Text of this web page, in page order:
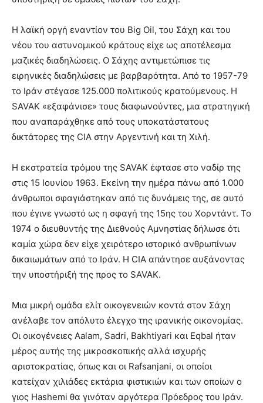
Η λαϊκή οργή εναντίον του Big Oil, του Σάχη και του
νέου του αστυνομικού κράτους είχε ως αποτέλεσμα
μαζικές διαδηλώσεις. Ο Σάχης αντιμετώπισε τις
ειρηνικές διαδηλώσεις με βαρβαρότητα. Από το 1957-79
το Ιράν στέγασε 125.000 πολιτικούς κρατούμενους. Η
SAVAK «εξαφάνισε» τους διαφωνούντες, μια στρατηγική
που αναπαράχθηκε από τους υποκατάστατους
δικτάτορες της CIA στην Αργεντινή και τη Χιλή.
Η εκστρατεία τρόμου της SAVAK έφτασε στο ναδίρ της
στις 15 Ιουνίου 1963. Εκείνη την ημέρα πάνω από 1.000
άνθρωποι σφαγιάστηκαν από τις δυνάμεις της, σε αυτό
που έγινε γνωστό ως η σφαγή της 15ης του Χορντάντ. Το
1974 ο διευθυντής της Διεθνούς Αμνηστίας δήλωσε ότι
καμία χώρα δεν είχε χειρότερο ιστορικό ανθρωπίνων
δικαιωμάτων από το Ιράν. Η CIA απάντησε αυξάνοντας
την υποστήριξή της προς το SAVAK.
Μια μικρή ομάδα ελίτ οικογενειών κοντά στον Σάχη
ανέλαβε τον απόλυτο έλεγχο της ιρανικής οικονομίας.
Οι οικογένειες Aalam, Sadri, Bakhtiyari και Eqbal ήταν
μέρος αυτής της μικροσκοπικής αλλά ισχυρής
αριστοκρατίας, όπως και οι Rafsanjani, οι οποίοι
κατείχαν χιλιάδες εκτάρια φιστικιών και των οποίων ο
γιος Hashemi θα γινόταν αργότερα Πρόεδρος του Ιράν.